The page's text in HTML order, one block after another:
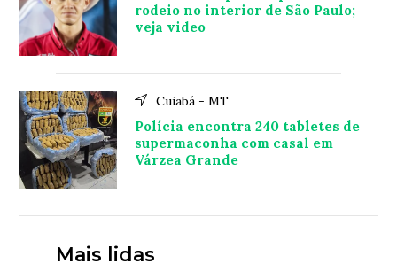
rodeio no interior de São Paulo;
veja video
Cuiabá - MT
Polícia encontra 240 tabletes de
supermaconha com casal em
Várzea Grande
Mais lidas